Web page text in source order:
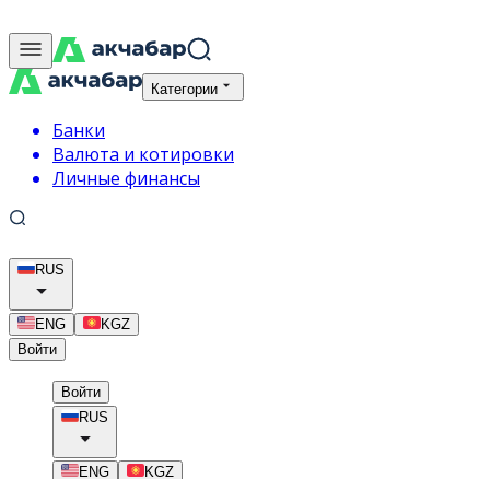
Категории
Банки
Валюта и котировки
Личные финансы
RUS
ENG
KGZ
Войти
Войти
RUS
ENG KGZ